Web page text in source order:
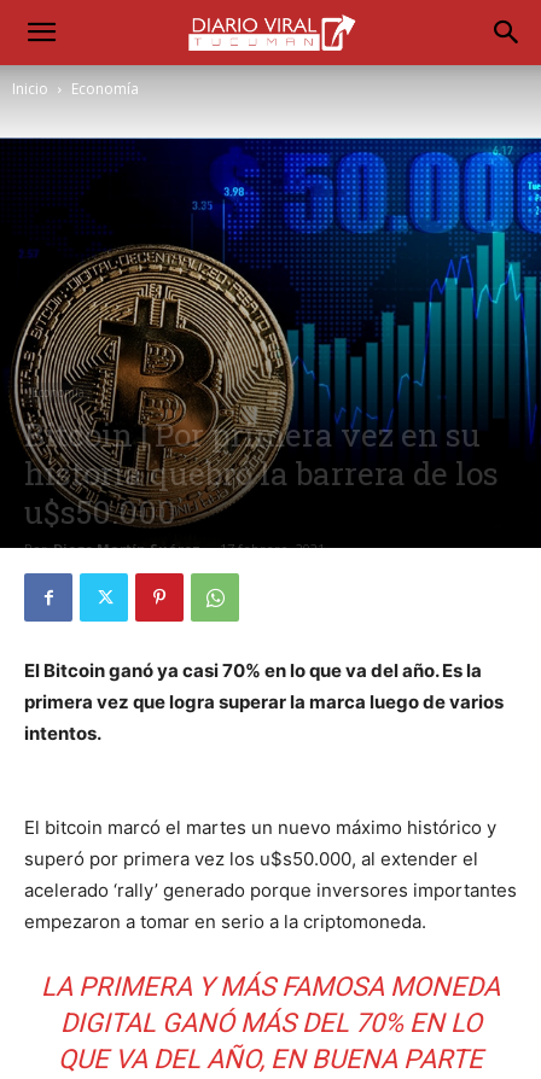
Inicio Economía
Economía
Bitcoin | Por primera vez en su
historia quebró la barrera de los
u$s50.000
Por Diego Martín Suárez - 17 febrero, 2021
El Bitcoin ganó ya casi 70% en lo que va del año. Es la
primera vez que logra superar la marca luego de varios
intentos.
El bitcoin marcó el martes un nuevo máximo histórico y
superó por primera vez los u$s50.000, al extender el
acelerado ‘rally’ generado porque inversores importantes
empezaron a tomar en serio a la criptomoneda.
LA PRIMERA Y MÁS FAMOSA MONEDA
DIGITAL GANÓ MÁS DEL 70% EN LO
QUE VA DEL AÑO, EN BUENA PARTE